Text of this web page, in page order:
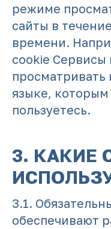
режиме
сайты в
времени.
cookie Сервисы
языке,
пользуетесь.
3. КАКИЕ
3.1.
обеспечивают